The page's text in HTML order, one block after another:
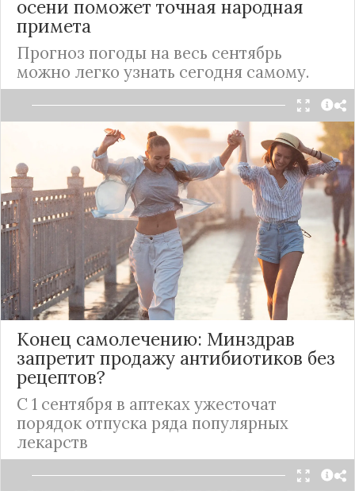
осени поможет точная народная
примета
Прогноз погоды на весь сентябрь
можно легко узнать сегодня самому.
Существует старинная народная примета, что
температурный режим, а также наличие или
отсутствие осадков в календарной середины
августа точно указывают, какой погода будет
дальше, в течение ближайших шести недель. О
ней в своем материале сообщил порталНовости
Mail.ru
Подробнее
Конец самолечению: Минздрав
запретит продажу антибиотиков без
рецептов?
С 1 сентября в аптеках ужесточат
порядок отпуска ряда популярных
лекарств